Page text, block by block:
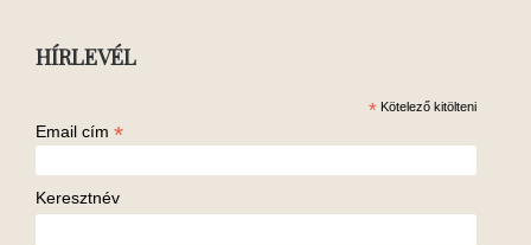
HÍRLEVÉL
* Kötelező kitölteni
Email cím *
Keresztnév